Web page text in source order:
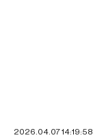
2026.04.07 14:19:58